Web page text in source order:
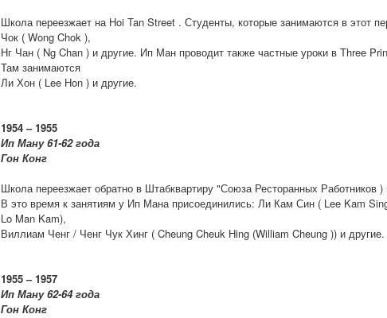
Школа переезжает на Hoi Tan Street . Студенты, которые занимаются в этот
Чок ( Wong Chok ),
Нг Чан ( Ng Chan ) и другие. Ип Ман проводит также частные уроки в Three
Там занимаются
Ли Хон ( Lee Hon ) и другие.
1954 – 1955
Ип Ману 61-62 года
Гон Конг
Школа переезжает обратно в Штабквартиру "Союза Ресторанных Работников
В это время к занятиям у Ип Мана присоединились: Ли Кам Син ( Lee Kam
Lo Man Kam),
Виллиам Ченг / Ченг Чук Хинг ( Cheung Cheuk Hing (William Cheung )) и другие.
1955 – 1957
Ип Ману 62-64 года
Гон Конг